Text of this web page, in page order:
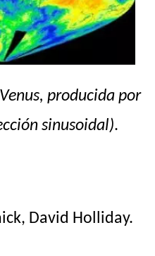
producida por
sinusoidal).
David Holliday.